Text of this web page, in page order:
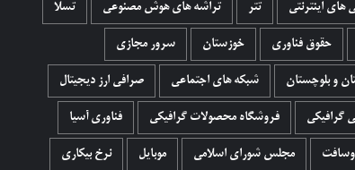
های اینترنتی تتر تراشه های هوش مصنوعی تسلا
حقوق فناوری خوزستان سرور مجازی
و بلوچستان شبکه های اجتماعی صرافی ارز دیجیتال
گرافیکی فروشگاه محصولات گرافيکی فناوری آسیا
مجلس شورای اسلامی موبایل نرخ بیکاری